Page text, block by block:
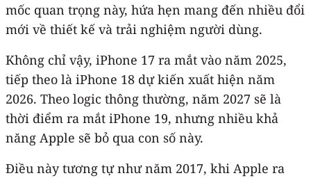
mốc quan trọng này, hứa hẹn mang đến nhiều đổi
mới về thiết kế và trải nghiệm người dùng.
Không chỉ vậy, iPhone 17 ra mắt vào năm 2025,
tiếp theo là ‌iPhone‌ 18 dự kiến xuất hiện năm
2026. Theo logic thông thường, năm 2027 sẽ là
thời điểm ra mắt ‌iPhone‌ 19, nhưng nhiều khả
năng Apple sẽ bỏ qua con số này.
Điều này tương tự như năm 2017, khi Apple ra